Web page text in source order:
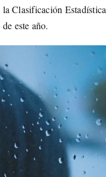
Clasificación Estadística
este año.